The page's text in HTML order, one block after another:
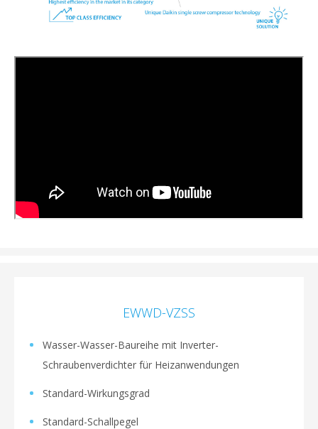
EWWD-VZSS
Wasser-Wasser-Baureihe mit Inverter-
Schraubenverdichter für Heizanwendungen
Standard-Wirkungsgrad
Standard-Schallpegel